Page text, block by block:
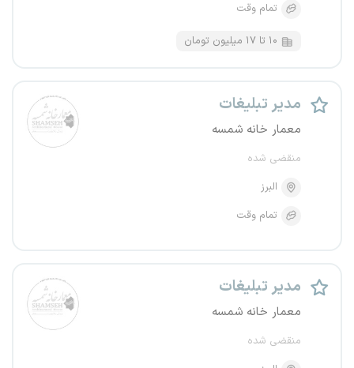
تمام وقت
۱۰ تا ۱۷ میلیون تومان
مدیر تبلیغات
معمار خانه شمسه
منقضی شده
البرز
تمام وقت
مدیر تبلیغات
معمار خانه شمسه
منقضی شده